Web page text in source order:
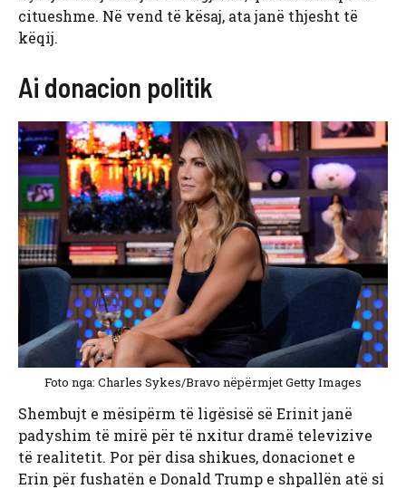
citueshme. Në vend të kësaj, ata janë thjesht të
këqij.
Ai donacion politik
Foto nga: Charles Sykes/Bravo nëpërmjet Getty Images
Shembujt e mësipërm të ligësisë së Erinit janë
padyshim të mirë për të nxitur dramë televizive
të realitetit. Por për disa shikues, donacionet e
Erin për fushatën e Donald Trump e shpallën atë si